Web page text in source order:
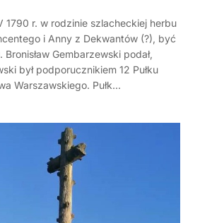
1790 r. w rodzinie szlacheckiej herbu
i Anny z Dekwantów (?), być
Bronisław Gembarzewski podał,
był podporucznikiem 12 Pułku
Warszawskiego. Pułk...